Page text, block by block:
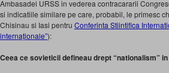
Ambasadei URSS in vederea contracararii
si indicatiile similare pe care, probabil, le primesc
Chisinau si Iasi pentru Conferinta Stiintifica
internaţionale”):
Ceea ce sovieticii defineau drept “nationalism”